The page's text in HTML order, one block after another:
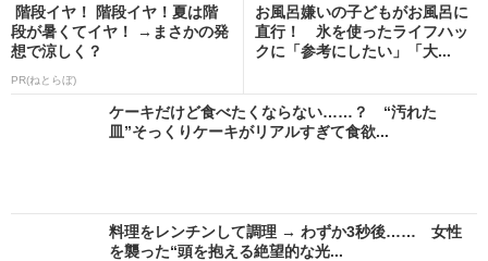
階段イヤ！ 階段イヤ！夏は階
段が暑くてイヤ！ →まさかの発
想で涼しく？
PR(ねとらぼ)
お風呂嫌いの子どもがお風呂に
直行！ 氷を使ったライフハッ
クに「参考にしたい」「大...
ケーキだけど食べたくならない……？ “汚れた
皿”そっくりケーキがリアルすぎて食欲...
料理をレンチンして調理 → わずか3秒後…… 女性
を襲った“頭を抱える絶望的な光...